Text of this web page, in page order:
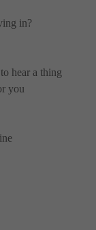
in?
hear a thing
you